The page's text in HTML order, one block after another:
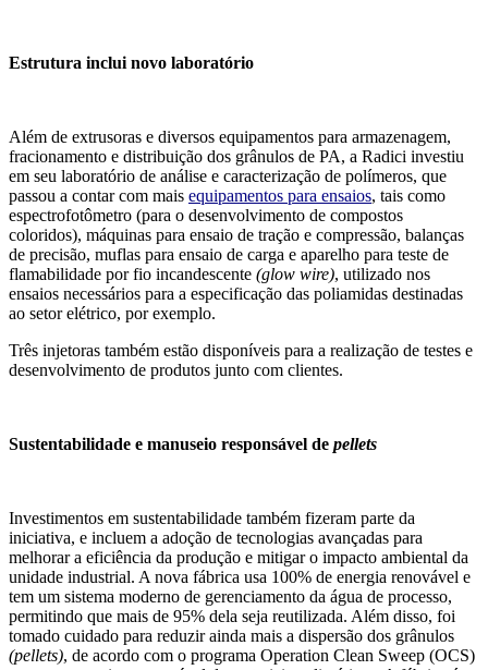
Estrutura inclui novo laboratório
Além de extrusoras e diversos equipamentos para armazenagem,
fracionamento e distribuição dos grânulos de PA, a Radici investiu
em seu laboratório de análise e caracterização de polímeros, que
passou a contar com mais equipamentos para ensaios, tais como
espectrofotômetro (para o desenvolvimento de compostos
coloridos), máquinas para ensaio de tração e compressão, balanças
de precisão, muflas para ensaio de carga e aparelho para teste de
flamabilidade por fio incandescente (glow wire), utilizado nos
ensaios necessários para a especificação das poliamidas destinadas
ao setor elétrico, por exemplo.
Três injetoras também estão disponíveis para a realização de testes e
desenvolvimento de produtos junto com clientes.
Sustentabilidade e manuseio responsável de pellets
Investimentos em sustentabilidade também fizeram parte da
iniciativa, e incluem a adoção de tecnologias avançadas para
melhorar a eficiência da produção e mitigar o impacto ambiental da
unidade industrial. A nova fábrica usa 100% de energia renovável e
tem um sistema moderno de gerenciamento da água de processo,
permitindo que mais de 95% dela seja reutilizada. Além disso, foi
tomado cuidado para reduzir ainda mais a dispersão dos grânulos
(pellets), de acordo com o programa Operation Clean Sweep (OCS)